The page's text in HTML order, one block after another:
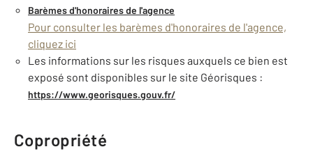
Barèmes d'honoraires de l'agence
Pour consulter les barèmes d'honoraires de l'agence,
cliquez ici
Les informations sur les risques auxquels ce bien est
exposé sont disponibles sur le site Géorisques :
https://www.georisques.gouv.fr/
Copropriété